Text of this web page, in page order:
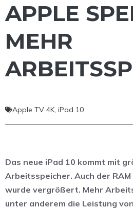
APPLE
MEHR
Apple TV 4K, iPad 10
Das neue iPad 10 kommt mit
Arbeitsspeicher. Auch der
wurde vergrößert. Mehr
unter anderem die Leistung